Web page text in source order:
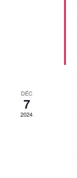
DÉC
7
2024